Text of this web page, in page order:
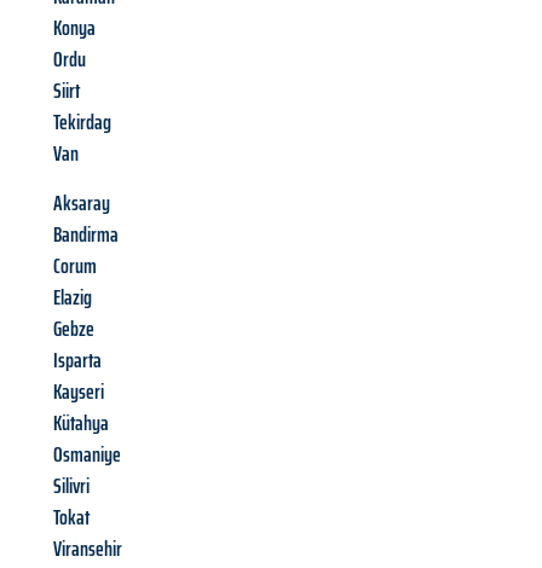
Konya
Ordu
Siirt
Tekirdag
Van
Aksaray
Bandirma
Corum
Elazig
Gebze
Isparta
Kayseri
Kütahya
Osmaniye
Silivri
Tokat
Viransehir